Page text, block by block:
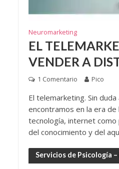
Neuromarketing
EL
VENDER A
1 Comentario Pico
El telemarketing. Sin duda
encontramos en la era de
tecnología, internet
del conocimiento y del
Servicios de Psicología